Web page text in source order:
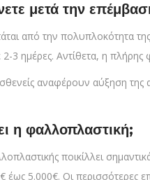
μετά την
από την πολυπλοκότητα
2-3 ημέρες. Αντίθετα, η
αναφέρουν αύξηση της
η φαλλοπλαστική;
ποικίλλει
έως 5.000€. Οι περισσότερες